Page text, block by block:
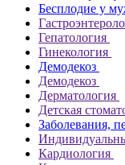
Бесплодие у
Гепатология
Гинекология
Демодекоз
Демодекоз
Дерматология
Детская
Заболевания,
Кардиология